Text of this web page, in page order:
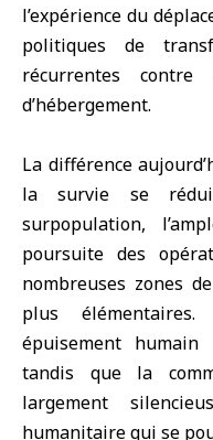
l’expérience du
politiques de
récurrentes
d’hébergement.
La différence
la survie se
surpopulation,
poursuite des
nombreuses zones
plus
épuisement humain
tandis que la
largement
humanitaire qui se